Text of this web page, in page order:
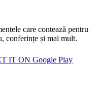
care contează pentru
conferințe și mai mult.
IT ON Google Play